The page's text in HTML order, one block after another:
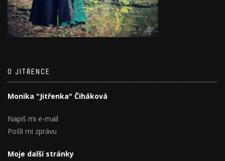
O JITŘENCE
Monika "Jitřenka" Čiháková
Napiš mi e-mail
Pošli mi zprávu
Moje další stránky